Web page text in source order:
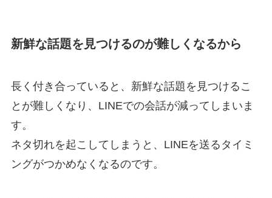
新鮮な話題を見つけるのが難しくなるから
長く付き合っていると、新鮮な話題を見つけるこ
とが難しくなり、LINEでの会話が減ってしまいま
す。
ネタ切れを起こしてしまうと、LINEを送るタイミ
ングがつかめなくなるのです。